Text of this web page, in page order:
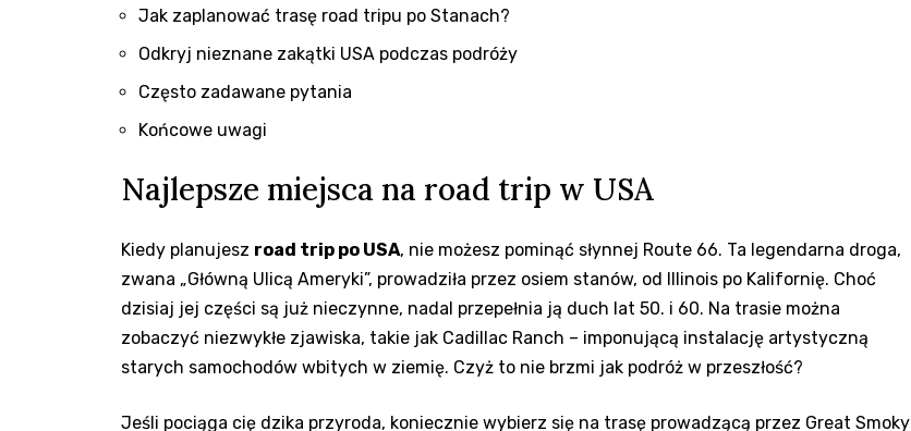
Jak zaplanować ‌trasę⁤ road tripu po Stanach?
Odkryj nieznane zakątki‍ USA ⁤podczas podróży
Często zadawane pytania
Końcowe uwagi
Najlepsze miejsca na road trip w USA
Kiedy planujesz road‌ trip po USA,⁤ nie możesz pominąć ‌słynnej⁢ Route 66. ⁢Ta ‍legendarna droga,
zwana „Główną ‍Ulicą Ameryki”, prowadziła przez ‍osiem ​stanów, od Illinois ‌po Kalifornię. Choć⁣
dzisiaj jej części są już nieczynne, ​nadal przepełnia ją duch lat 50. ‍i 60. ‌Na‍ trasie można
‌zobaczyć niezwykłe‌ zjawiska, takie jak⁣ Cadillac Ranch – imponującą instalację artystyczną
starych samochodów wbitych w‌ ziemię. Czyż to nie brzmi jak podróż‍ w⁤ przeszłość?
Jeśli⁣ pociąga ‍cię dzika przyroda, koniecznie ​wybierz się na trasę prowadzącą​ przez Great Smoky